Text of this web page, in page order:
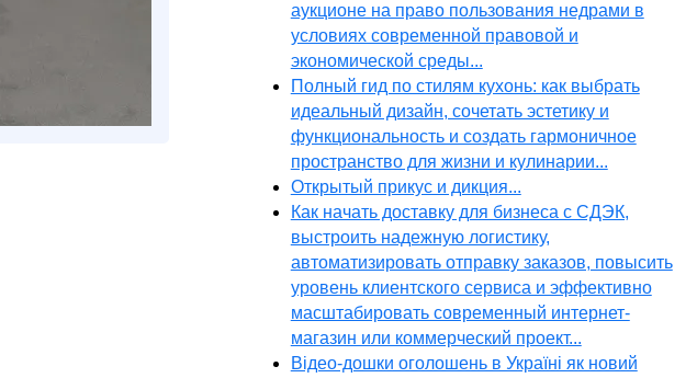
аукционе на право пользования недрами в
условиях современной правовой и
экономической среды...
Полный гид по стилям кухонь: как выбрать
идеальный дизайн, сочетать эстетику и
функциональность и создать гармоничное
пространство для жизни и кулинарии...
Открытый прикус и дикция...
Как начать доставку для бизнеса с СДЭК,
выстроить надежную логистику,
автоматизировать отправку заказов, повысить
уровень клиентского сервиса и эффективно
масштабировать современный интернет-
магазин или коммерческий проект...
Відео-дошки оголошень в Україні як новий